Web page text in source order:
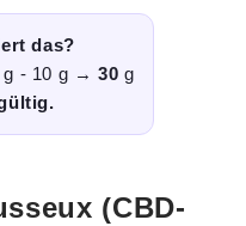
das?
g - 10 g → 30 g
(CBD-